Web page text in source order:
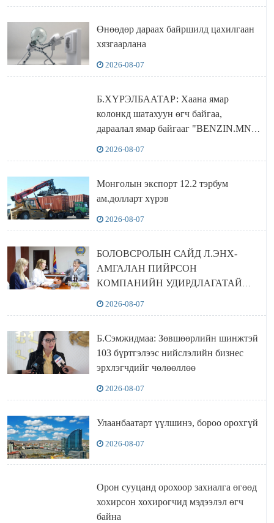
Өнөөдөр дараах байршилд цахилгаан
хязгаарлана
2026-08-07
Б.ХҮРЭЛБААТАР: Хаана ямар
колонкд шатахуун өгч байгаа,
дараалал ямар байгааг "BENZIN.MN”
2026-08-07
Монголын экспорт 12.2 тэрбум
ам.долларт хүрэв
2026-08-07
БОЛОВСРОЛЫН САЙД Л.ЭНХ-
АМГАЛАН ПИЙРСОН
КОМПАНИЙН УДИРДЛАГАТАЙ
2026-08-07
Б.Сэмжидмаа: Зөвшөөрлийн шинжтэй
103 бүртгэлээс нийслэлийн бизнес
эрхлэгчдийг чөлөөллөө
2026-08-07
Улаанбаатарт үүлшинэ, бороо орохгүй
2026-08-07
Орон сууцанд орохоор захиалга өгөөд
хохирсон хохирогчид мэдээлэл өгч
байна